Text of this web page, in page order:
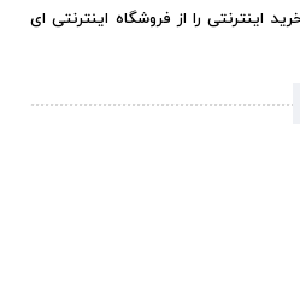
اینترنتی را از فروشگاه اینترنتی ای